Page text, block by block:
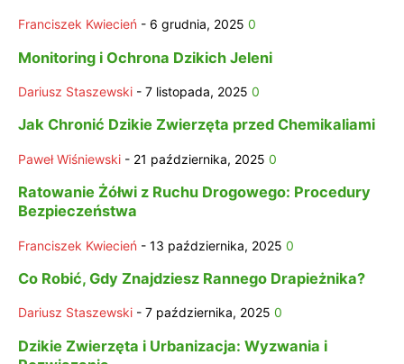
Franciszek Kwiecień - 6 grudnia, 2025 0
Monitoring i Ochrona Dzikich Jeleni
Dariusz Staszewski - 7 listopada, 2025 0
Jak Chronić Dzikie Zwierzęta przed Chemikaliami
Paweł Wiśniewski - 21 października, 2025 0
Ratowanie Żółwi z Ruchu Drogowego: Procedury
Bezpieczeństwa
Franciszek Kwiecień - 13 października, 2025 0
Co Robić, Gdy Znajdziesz Rannego Drapieżnika?
Dariusz Staszewski - 7 października, 2025 0
Dzikie Zwierzęta i Urbanizacja: Wyzwania i